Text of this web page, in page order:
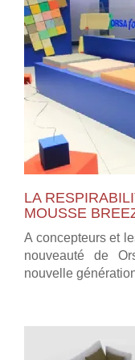
LA
MOUSSE
A concepteurs et
nouveauté de
nouvelle